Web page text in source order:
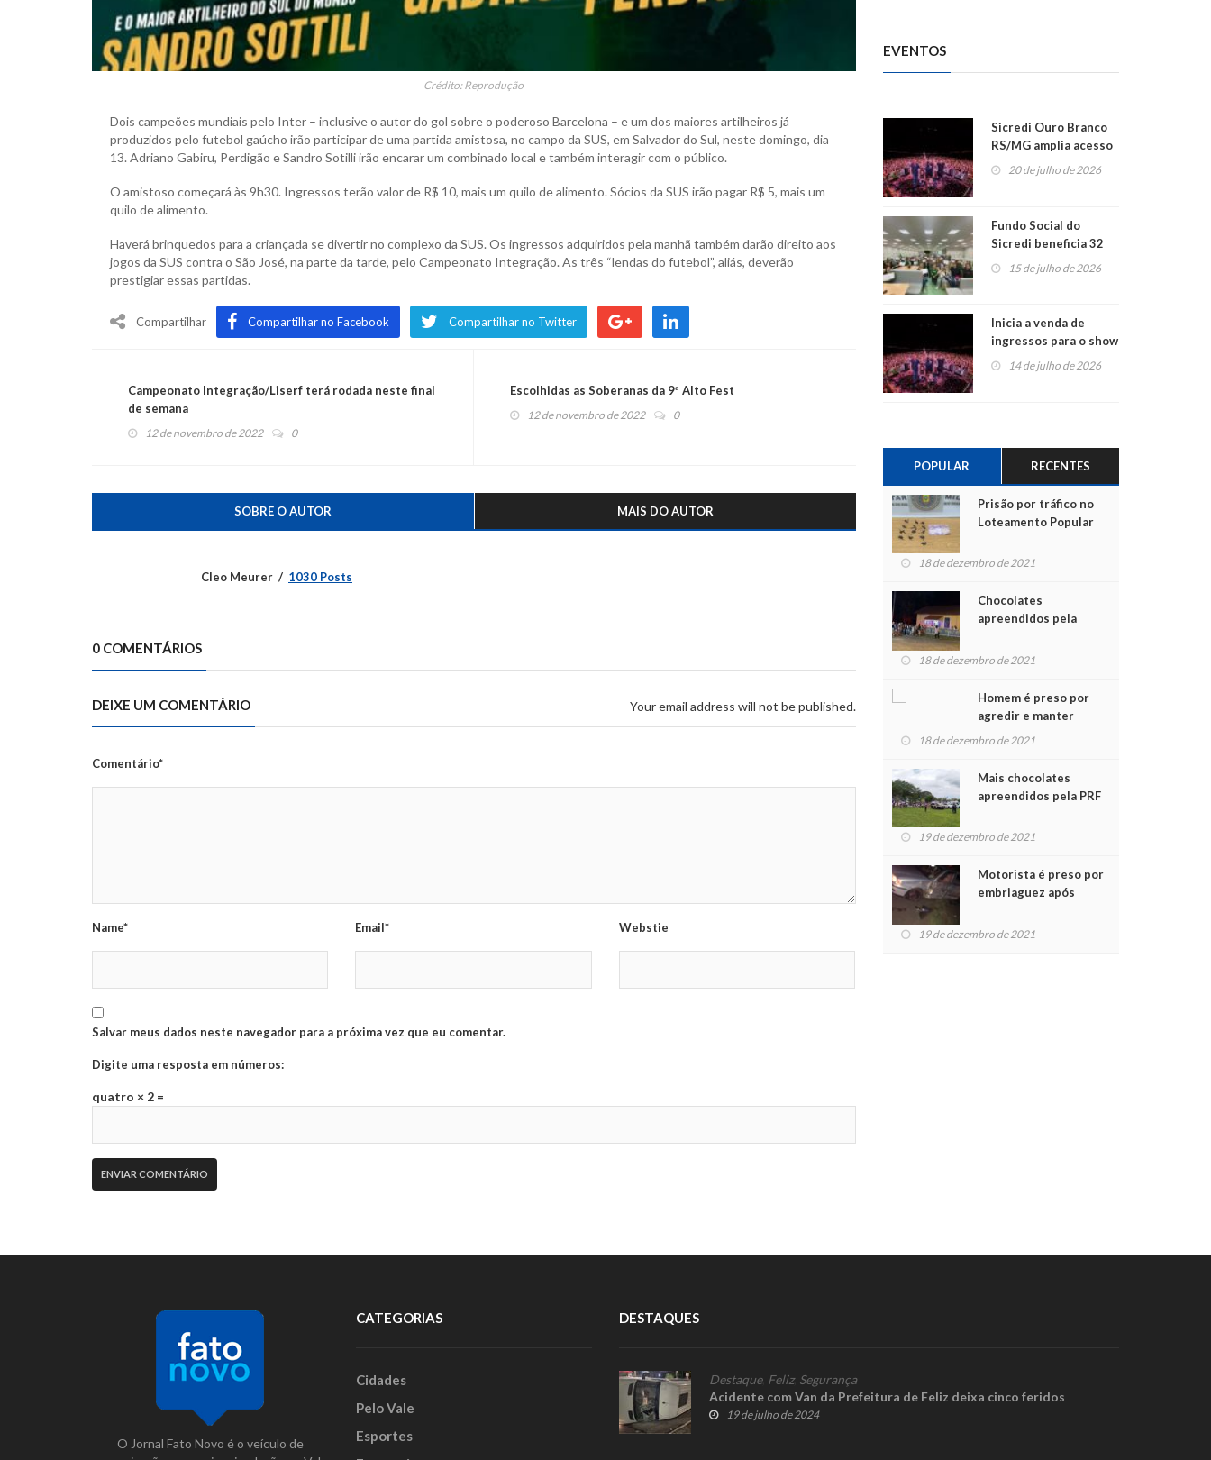
Crédito: Reprodução
Dois campeões mundiais pelo Inter – inclusive o autor do gol sobre o poderoso Barcelona – e um dos maiores artilheiros já
produzidos pelo futebol gaúcho irão participar de uma partida amistosa, no campo da SUS, em Salvador do Sul, neste domingo, dia
13. Adriano Gabiru, Perdigão e Sandro Sotilli irão encarar um combinado local e também interagir com o público.
O amistoso começará às 9h30. Ingressos terão valor de R$ 10, mais um quilo de alimento. Sócios da SUS irão pagar R$ 5, mais um
quilo de alimento.
Haverá brinquedos para a criançada se divertir no complexo da SUS. Os ingressos adquiridos pela manhã também darão direito aos
jogos da SUS contra o São José, na parte da tarde, pelo Campeonato Integração. As três “lendas do futebol”, aliás, deverão
prestigiar essas partidas.
Compartilhar Compartilhar no Facebook Compartilhar no Twitter
Campeonato Integração/Liserf terá rodada neste final
de semana
12 de novembro de 2022 0
Escolhidas as Soberanas da 9ª Alto Fest
12 de novembro de 2022 0
SOBRE O AUTOR MAIS DO AUTOR
Cleo Meurer 1030 Posts
0 COMENTÁRIOS
DEIXE UM COMENTÁRIO Your email address will not be published.
Comentário*
Name* Email* Webstie
Salvar meus dados neste navegador para a próxima vez que eu comentar.
Digite uma resposta em números:
quatro × 2 =
EVENTOS
Sicredi Ouro Branco
RS/MG amplia acesso
ao show dos 45 anos
20 de julho de 2026
Fundo Social do
Sicredi beneficia 32
projetos em
Montenegro
15 de julho de 2026
Inicia a venda de
ingressos para o show
do Jota Quest nos 45
14 de julho de 2026
POPULAR RECENTES
Prisão por tráfico no
Loteamento Popular
18 de dezembro de 2021
Chocolates
apreendidos pela
para crianças na
18 de dezembro de 2021
Homem é preso por
agredir e manter
mulher em cárcere
18 de dezembro de 2021
Mais chocolates
apreendidos pela PRF
crianças no Natal
19 de dezembro de 2021
Motorista é preso por
embriaguez após
feridos
19 de dezembro de 2021
O Jornal Fato Novo é o veículo de
CATEGORIAS
Cidades
Pelo Vale
Esportes
DESTAQUES
Destaque, Feliz, Segurança
Acidente com Van da Prefeitura de Feliz deixa cinco feridos
19 de julho de 2024